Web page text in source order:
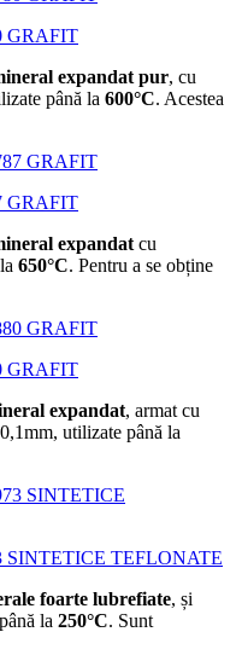
GRAFIT
expandat pur, cu
până la 600°C. Acestea
GRAFIT
expandat cu
650°C. Pentru a se obține
GRAFIT
expandat, armat cu
utilizate până la
TEFLONATE
foarte lubrefiate, și
la 250°C. Sunt